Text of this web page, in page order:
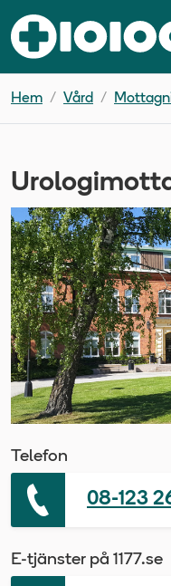
Hem Vård
Telefon
08-123
E-tjänster på 1177.se